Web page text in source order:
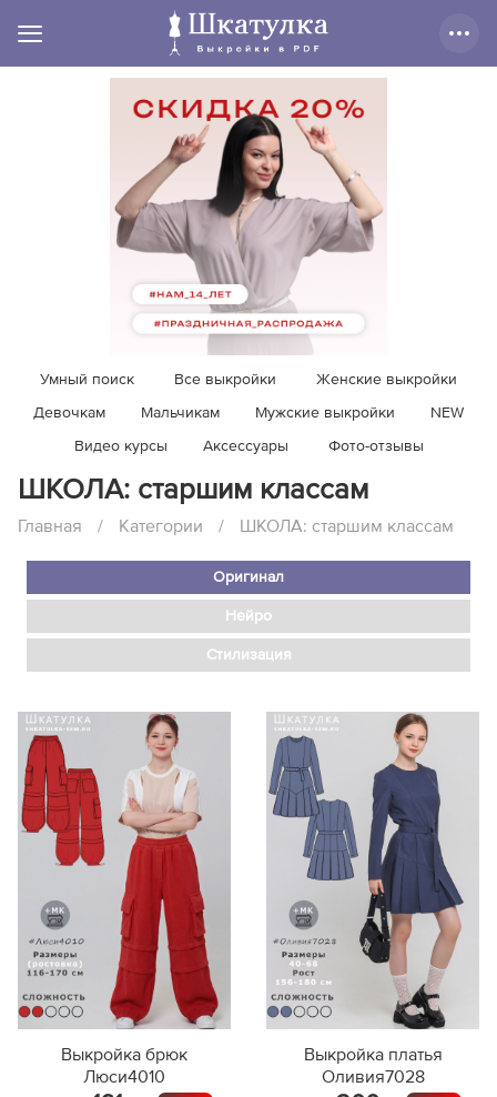
Умный поиск Все выкройки Женские выкройки
Девочкам Мальчикам Мужские выкройки NEW
Видео курсы Аксессуары Фото-отзывы
ШКОЛА: старшим классам
Главная / Категории / ШКОЛА: старшим классам
Выкройка брюк
Люси4010
Выкройка платья
Оливия7028
Оригинал
Нейро
Стилизация